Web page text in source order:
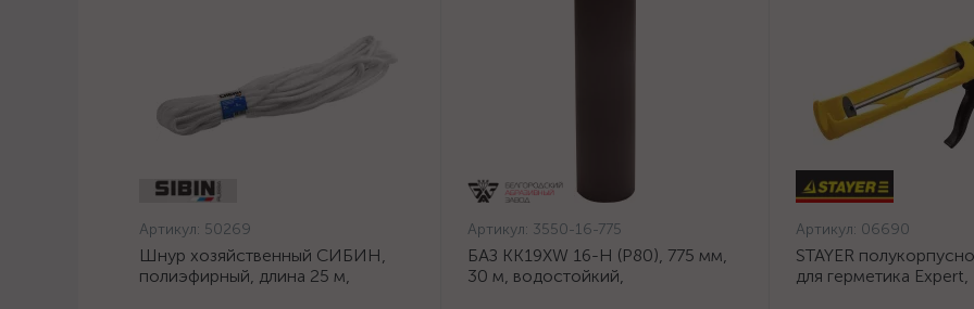
Артикул: 50269
Шнур хозяйственный СИБИН,
полиэфирный, длина 25 м,
Артикул: 3550-16-775
БАЗ KK19XW 16-H (Р80), 775 мм,
30 м, водостойкий,
Артикул: 06690
STAYER
для герметика Expert,